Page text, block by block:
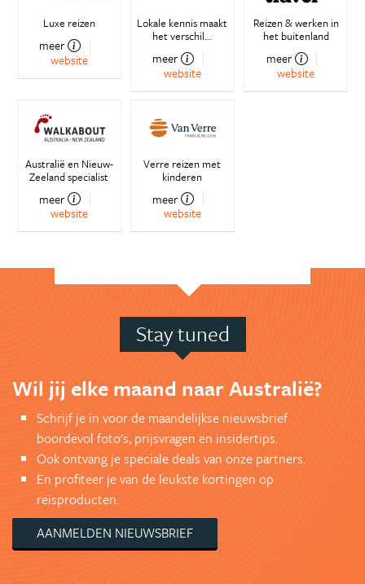
Luxe reizen
meer
website
Lokale kennis maakt
het verschil...
meer
website
Reizen & werken in
het buitenland
meer
website
Australië en Nieuw-
Zeeland specialist
meer
website
Verre reizen met
kinderen
meer
website
Stay tuned
Wil jij elke maand naar Australië?
Schrijf je in voor de maandelijkse nieuwsbrief
boordevol foto's, prijsvragen en insidertips.
Ook ontvang je speciale deals van onze partners.
En profiteer je van de leukste kortingen op
reisproducten.
AANMELDEN NIEUWSBRIEF